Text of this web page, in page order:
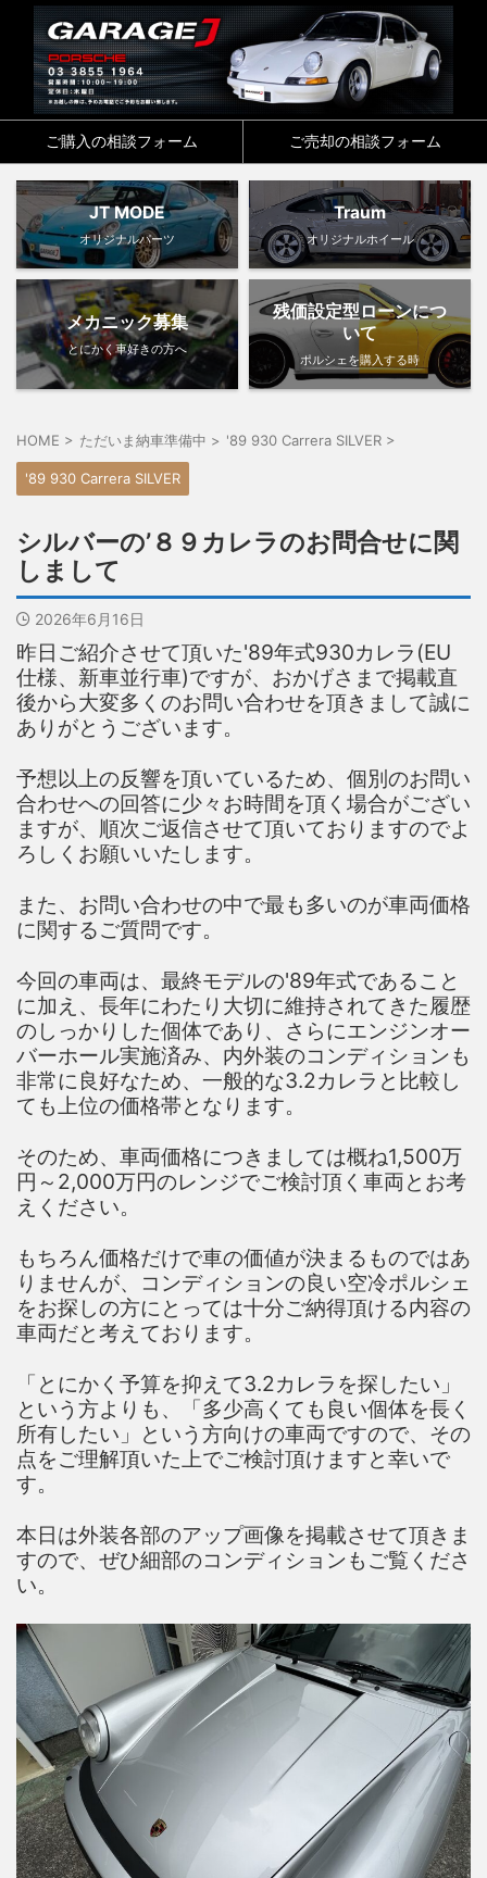
ご購入の相談フォーム ご売却の相談フォーム
JT MODE
オリジナルパーツ
Traum
オリジナルホイール
メカニック募集
とにかく車好きの方へ
残価設定型ローンにつ
いて
ポルシェを購入する時
HOME > ただいま納車準備中 > '89 930 Carrera SILVER >
'89 930 Carrera SILVER
シルバーの’８９カレラのお問合せに関
しまして
2026年6月16日
昨日ご紹介させて頂いた'89年式930カレラ(EU
仕様、新車並行車)ですが、おかげさまで掲載直
後から大変多くのお問い合わせを頂きまして誠に
ありがとうございます。
予想以上の反響を頂いているため、個別のお問い
合わせへの回答に少々お時間を頂く場合がござい
ますが、順次ご返信させて頂いておりますのでよ
ろしくお願いいたします。
また、お問い合わせの中で最も多いのが車両価格
に関するご質問です。
今回の車両は、最終モデルの'89年式であること
に加え、長年にわたり大切に維持されてきた履歴
のしっかりした個体であり、さらにエンジンオー
バーホール実施済み、内外装のコンディションも
非常に良好なため、一般的な3.2カレラと比較し
ても上位の価格帯となります。
そのため、車両価格につきましては概ね1,500万
円～2,000万円のレンジでご検討頂く車両とお考
えください。
もちろん価格だけで車の価値が決まるものではあ
りませんが、コンディションの良い空冷ポルシェ
をお探しの方にとっては十分ご納得頂ける内容の
車両だと考えております。
「とにかく予算を抑えて3.2カレラを探したい」
という方よりも、「多少高くても良い個体を長く
所有したい」という方向けの車両ですので、その
点をご理解頂いた上でご検討頂けますと幸いで
す。
本日は外装各部のアップ画像を掲載させて頂きま
すので、ぜひ細部のコンディションもご覧くださ
い。